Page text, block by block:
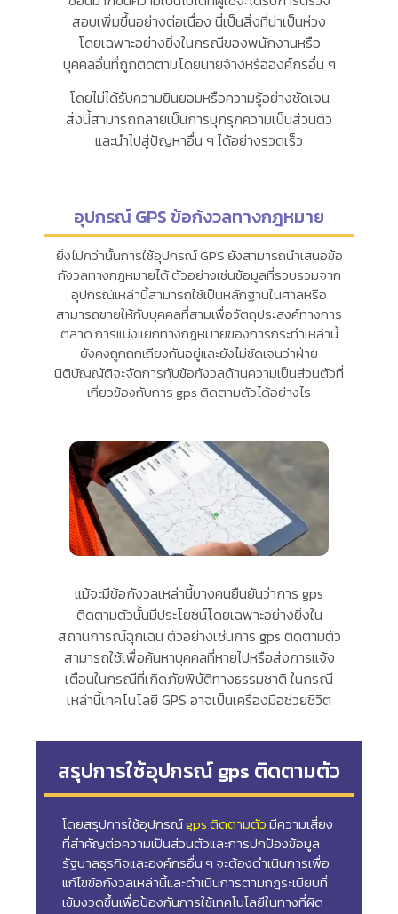
สอบเพิ่มขึ้นอย่างต่อเนื่อง นี่เป็นสิ่งที่น่าเป็นห่วง
โดยเฉพาะอย่างยิ่งในกรณีของพนักงานหรือ
บุคคลอื่นที่ถูกติดตามโดยนายจ้างหรือองค์กรอื่น ๆ
โดยไม่ได้รับความยินยอมหรือความรู้อย่างชัดเจน
สิ่งนี้สามารถกลายเป็นการบุกรุกความเป็นส่วนตัว
และนำไปสู่ปัญหาอื่น ๆ ได้อย่างรวดเร็ว
อุปกรณ์ GPS ข้อกังวลทางกฎหมาย
ยิ่งไปกว่านั้นการใช้อุปกรณ์ GPS ยังสามารถนำเสนอข้อ
กังวลทางกฎหมายได้ ตัวอย่างเช่นข้อมูลที่รวบรวมจาก
อุปกรณ์เหล่านี้สามารถใช้เป็นหลักฐานในศาลหรือ
สามารถขายให้กับบุคคลที่สามเพื่อวัตถุประสงค์ทางการ
ตลาด การแบ่งแยกทางกฎหมายของการกระทำเหล่านี้
ยังคงถูกถกเถียงกันอยู่และยังไม่ชัดเจนว่าฝ่าย
นิติบัญญัติจะจัดการกับข้อกังวลด้านความเป็นส่วนตัวที่
เกี่ยวข้องกับการ gps ติดตามตัวได้อย่างไร
แม้จะมีข้อกังวลเหล่านี้บางคนยืนยันว่าการ gps
ติดตามตัวนั้นมีประโยชน์โดยเฉพาะอย่างยิ่งใน
สถานการณ์ฉุกเฉิน ตัวอย่างเช่นการ gps ติดตามตัว
สามารถใช้เพื่อค้นหาบุคคลที่หายไปหรือส่งการแจ้ง
เตือนในกรณีที่เกิดภัยพิบัติทางธรรมชาติ ในกรณี
เหล่านี้เทคโนโลยี GPS อาจเป็นเครื่องมือช่วยชีวิต
สรุปการใช้อุปกรณ์ gps ติดตามตัว
โดยสรุปการใช้อุปกรณ์gps ติดตามตัวมีความเสี่ยง
ที่สำคัญต่อความเป็นส่วนตัวและการปกป้องข้อมูล
รัฐบาลธุรกิจและองค์กรอื่น ๆ จะต้องดำเนินการเพื่อ
แก้ไขข้อกังวลเหล่านี้และดำเนินการตามกฎระเบียบที่
เข้มงวดขึ้นเพื่อป้องกันการใช้เทคโนโลยีในทางที่ผิด